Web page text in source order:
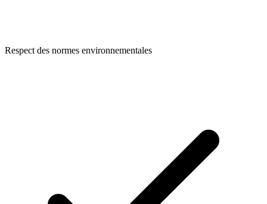
Respect des normes environnementales